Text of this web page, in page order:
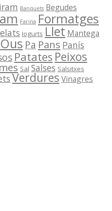
Banquets Begudes
Farina Formatges
Iogurts Llet Mantega
Ous Pa Pans Panís
Patates Peixos
Sal Salses Salsitxes
VerduresVinagres